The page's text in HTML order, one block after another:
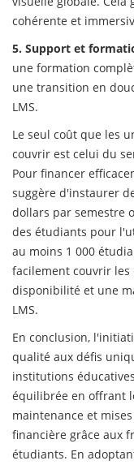
cohérente et
5. Support et
une formation
une transition en
LMS.
Le seul coût que les
couvrir est celui du
Pour financer
suggère d'instaurer
dollars par semestre
des étudiants pour
au moins 1 000
facilement couvrir
disponibilité et une
LMS.
En conclusion,
qualité aux défis
institutions
équilibrée en offrant
maintenance et
financière grâce aux
étudiants. En